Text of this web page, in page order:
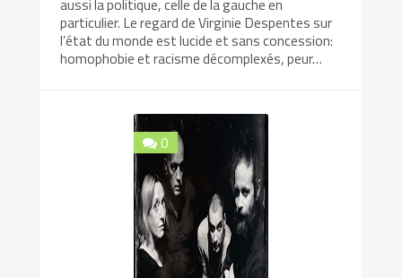
particulier. Le regard de Virginie Despentes sur
l’état du monde est lucide et sans concession:
homophobie et racisme décomplexés, peur…
0